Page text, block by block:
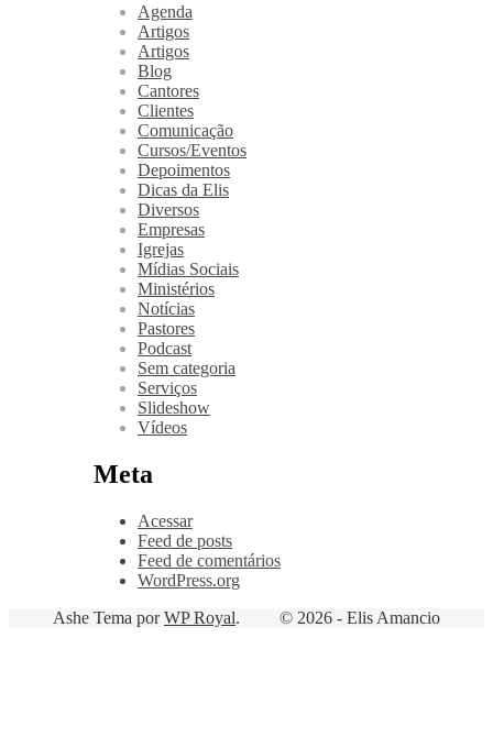
Agenda
Artigos
Artigos
Blog
Cantores
Clientes
Comunicação
Cursos/Eventos
Depoimentos
Dicas da Elis
Diversos
Empresas
Igrejas
Mídias Sociais
Ministérios
Notícias
Pastores
Podcast
Sem categoria
Serviços
Slideshow
Vídeos
Meta
Acessar
Feed de posts
Feed de comentários
WordPress.org
© 2026 - Elis Amancio
Ashe Tema porWP Royal.